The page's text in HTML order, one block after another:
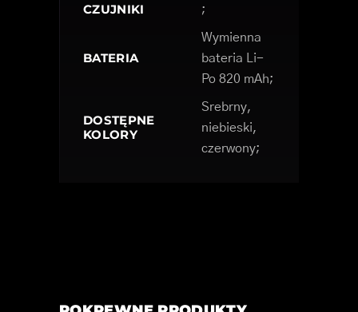
CZUJNIKI ;
BATERIA
Wymienna
bateria Li-
Po 820 mAh;
DOSTĘPNE
KOLORY
Srebrny,
niebieski,
czerwony;